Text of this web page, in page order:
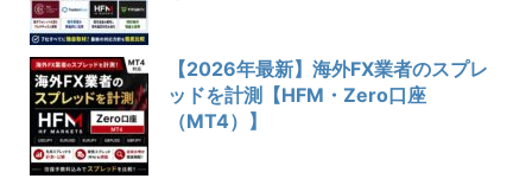
【2026年最新】海外FX業者のスプレ
ッドを計測【HFM・Zero口座
（MT4）】